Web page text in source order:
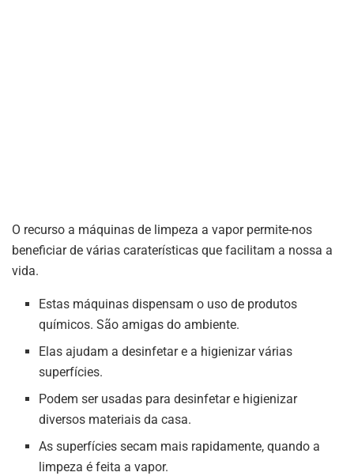
O recurso a máquinas de limpeza a vapor permite-nos
beneficiar de várias caraterísticas que facilitam a nossa a
vida.
Estas máquinas dispensam o uso de produtos
químicos. São amigas do ambiente.
Elas ajudam a desinfetar e a higienizar várias
superfícies.
Podem ser usadas para desinfetar e higienizar
diversos materiais da casa.
As superfícies secam mais rapidamente, quando a
limpeza é feita a vapor.